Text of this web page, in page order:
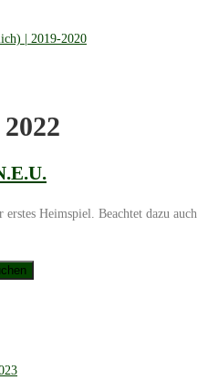
| 2019-2020
Heimspiel. Beachtet dazu auch